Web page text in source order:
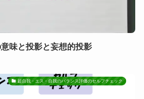
味と投影と妄想的投影
超自我・エス・自我のバランス評価のセルフチェック